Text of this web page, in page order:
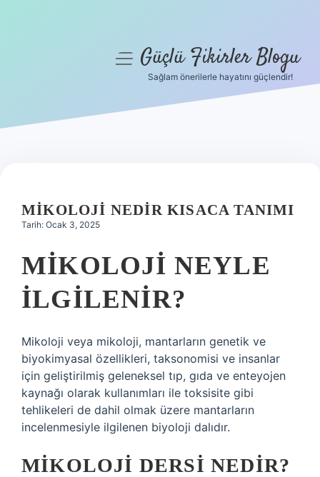
Hakkımızda
menüyüGüçlü Fikirler Blogu
Sağlam önerilerle hayatını güçlendir!
MIKOLOJI NEDIR KISACA TANIMI
Tarih: Ocak 3, 2025
MIKOLOJI NEYLE
ILGILENIR?
Mikoloji veya mikoloji, mantarların genetik ve
biyokimyasal özellikleri, taksonomisi ve insanlar
için geliştirilmiş geleneksel tıp, gıda ve enteyojen
kaynağı olarak kullanımları ile toksisite gibi
tehlikeleri de dahil olmak üzere mantarların
incelenmesiyle ilgilenen biyoloji dalıdır.
MIKOLOJI DERSI NEDIR?